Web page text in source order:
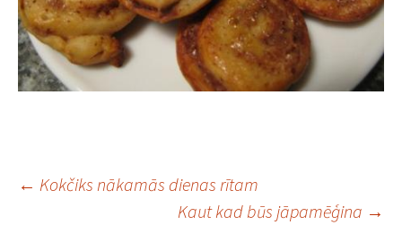
Post
← Kokčiks nākamās dienas rītam
Kaut kad būs jāpamēģina →